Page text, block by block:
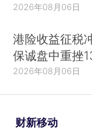
2026年08月06日
港险收益征税
保诚盘中重挫
2026年08月06日
财新移动